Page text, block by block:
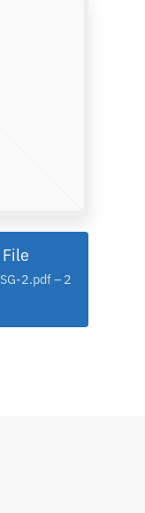
2.pdf – 2